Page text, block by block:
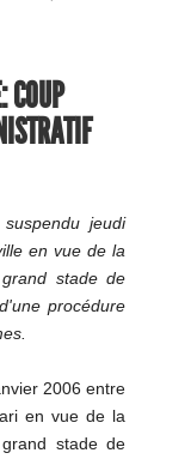
COUP
jeudi
en vue de la
stade de
procédure
2006 entre
en vue de la
stade de